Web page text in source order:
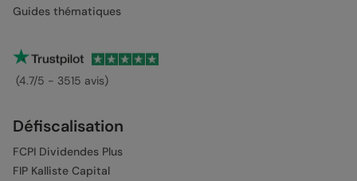
Guides thématiques
(4.7/5 - 3515 avis)
Défiscalisation
FCPI Dividendes Plus
FIP Kalliste Capital